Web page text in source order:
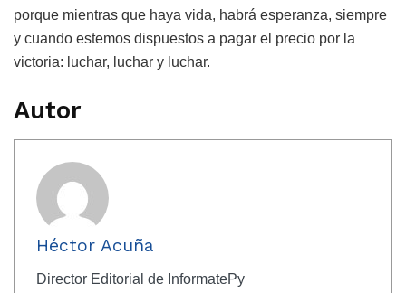
porque mientras que haya vida, habrá esperanza, siempre
y cuando estemos dispuestos a pagar el precio por la
victoria: luchar, luchar y luchar.
Autor
Héctor Acuña
Director Editorial de InformatePy